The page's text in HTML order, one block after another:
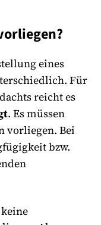
eines
Für
reicht es
. Es müssen
vorliegen. Bei
bzw.